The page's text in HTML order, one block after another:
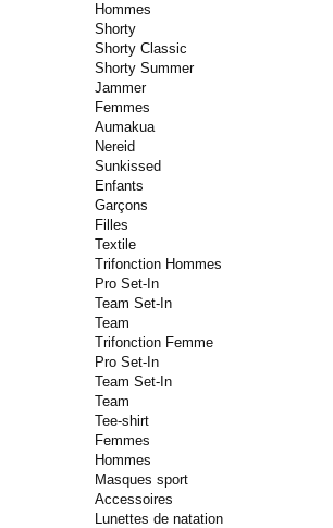
Hommes
Shorty
Shorty Classic
Shorty Summer
Jammer
Femmes
Aumakua
Nereid
Sunkissed
Enfants
Garçons
Filles
Textile
Trifonction Hommes
Pro Set-In
Team Set-In
Team
Trifonction Femme
Pro Set-In
Team Set-In
Team
Tee-shirt
Femmes
Hommes
Masques sport
Accessoires
Lunettes de natation